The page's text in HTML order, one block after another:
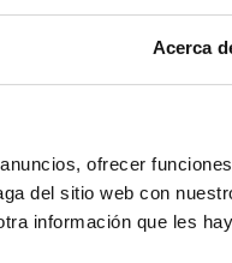
Acerca
ofrecer
del sitio web con
información que les
adoção ágil e